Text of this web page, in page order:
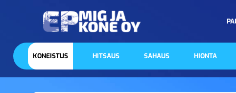
KONEISTUS HITSAUS SAHAUS HIONTA